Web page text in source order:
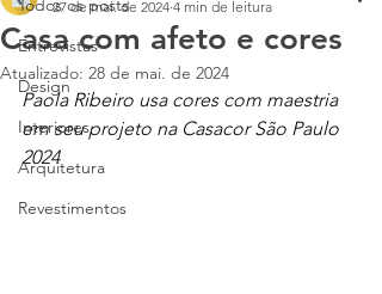
Todos os posts
Entrevistas
Design
Interiores
Arquitetura
Revestimentos
Casa com afeto e cores
27 de mai. de 2024 4 min de leitura
Atualizado: 28 de mai. de 2024
Paola Ribeiro usa cores com maestria
em seu projeto na Casacor São Paulo
2024